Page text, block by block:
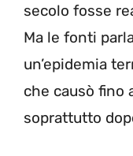
secolo fosse
Ma le fonti
un’epidemia
che causò fino
soprattutto